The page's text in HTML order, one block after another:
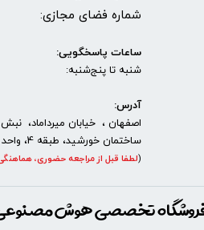
تخصصی هوش مصنوعی و
شماره فضای مجازی:
ساعات پاسخگویی:
شنبه تا پنج‌شنبه: 8
آدرس:
اصفهان ، خیابان میرداماد، نبش
ساختمان خورشید، طبقه 4، واحد 11، پلاک 292
(لطفا قبل از مراجعه حضوری،